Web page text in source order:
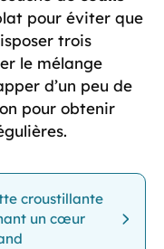
pour éviter que
trois
le mélange
d’un peu de
pour obtenir
croustillante
un cœur